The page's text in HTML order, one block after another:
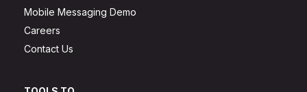
Mobile Messaging Demo
Careers
Contact Us